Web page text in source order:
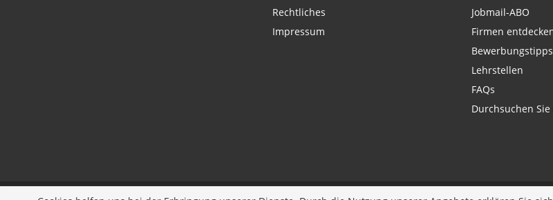
Rechtliches
Impressum
Jobmail-ABO
Firmen
Bewerbungstipps
Lehrstellen
FAQs
Durchsuchen